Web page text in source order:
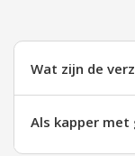
Wat zijn de
Als kapper